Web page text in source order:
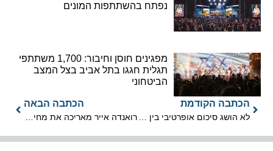
נפתח בהשתתפות המונים
מפגינים חוסן וחיבור: 1,700 משתתפי
תגלית חגגו בתל אביב בצל המצב
הביטחוני
הכתבה הקודמת
לא הושג סיכום אופרטיבי בין ראש עיריית אילת לנתניהו על שדה דב
הכתבה הבאה
רואנדה אייר מאריכה את מחירי ההשקה למדינות אפריקה